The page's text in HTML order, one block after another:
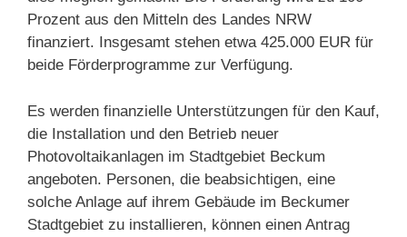
Prozent aus den Mitteln des Landes NRW
finanziert. Insgesamt stehen etwa 425.000 EUR für
beide Förderprogramme zur Verfügung.
Es werden finanzielle Unterstützungen für den Kauf,
die Installation und den Betrieb neuer
Photovoltaikanlagen im Stadtgebiet Beckum
angeboten. Personen, die beabsichtigen, eine
solche Anlage auf ihrem Gebäude im Beckumer
Stadtgebiet zu installieren, können einen Antrag